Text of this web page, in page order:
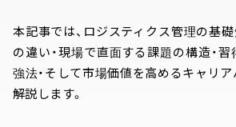
本記事では、ロジスティクス管理の基
の違い・現場で直面する課題の構造・
強法・そして市場価値を高めるキャリ
解説します。